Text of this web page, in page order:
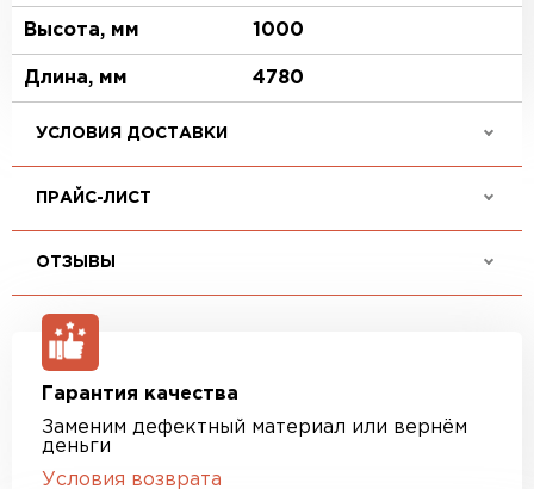
Высота, мм 1000
Длина, мм 4780
УСЛОВИЯ ДОСТАВКИ
ПРАЙС-ЛИСТ
ОТЗЫВЫ
Гарантия качества
Заменим дефектный материал или вернём
деньги
Условия возврата